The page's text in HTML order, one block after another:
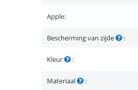
Apple:
Bescherming van zijde :
Kleur :
Materiaal :